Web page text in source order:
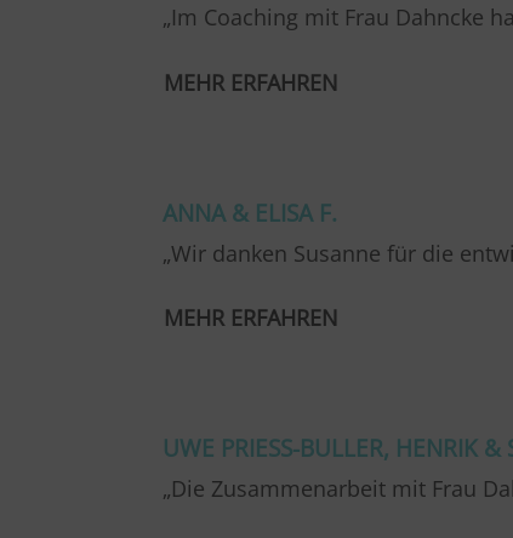
„Im Coaching mit Frau Dahncke
MEHR ERFAHREN
ANNA & ELISA F.
„Wir danken Susanne für die
MEHR ERFAHREN
UWE PRIESS-BULLER, HENRIK &
„Die Zusammenarbeit mit Frau